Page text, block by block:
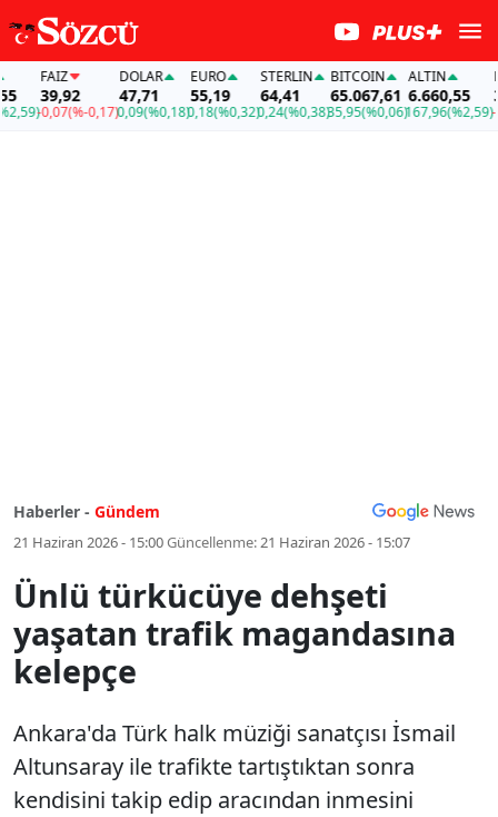
FAİZ
39,92
-0,07(%-0,17)
DOLAR
47,71
0,09(%0,18)
EURO
55,19
0,18(%0,32)
STERLIN
64,41
0,24(%0,38)
BITCOIN
65.067,61
35,95(%0,06)
ALTIN
6.660,55
167,96(%2,59)-
Haberler - Gündem
21 Haziran 2026 - 15:00Güncellenme:21 Haziran 2026 - 15:07
Ünlü türkücüye dehşeti
yaşatan trafik magandasına
kelepçe
Ankara'da Türk halk müziği sanatçısı İsmail
Altunsaray ile trafikte tartıştıktan sonra
kendisini takip edip aracından inmesini